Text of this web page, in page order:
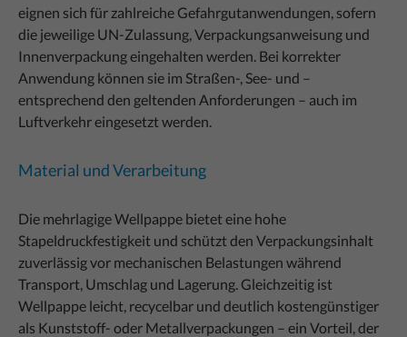
eignen sich für zahlreiche Gefahrgutanwendungen, sofern
die jeweilige UN-Zulassung, Verpackungsanweisung und
Innenverpackung eingehalten werden. Bei korrekter
Anwendung können sie im Straßen-, See- und –
entsprechend den geltenden Anforderungen – auch im
Luftverkehr eingesetzt werden.
Material und Verarbeitung
Die mehrlagige Wellpappe bietet eine hohe
Stapeldruckfestigkeit und schützt den Verpackungsinhalt
zuverlässig vor mechanischen Belastungen während
Transport, Umschlag und Lagerung. Gleichzeitig ist
Wellpappe leicht, recycelbar und deutlich kostengünstiger
als Kunststoff- oder Metallverpackungen – ein Vorteil, der